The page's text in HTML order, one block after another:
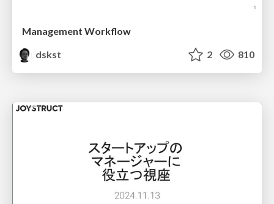
Management Workflow
dskst
2 810